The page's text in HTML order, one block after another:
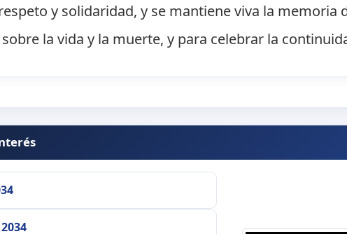
y solidaridad, y se mantiene viva la memoria
la vida y la muerte, y para celebrar la